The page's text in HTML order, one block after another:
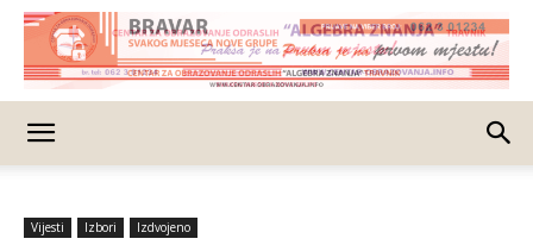
Vijesti Izbori Izdvojeno